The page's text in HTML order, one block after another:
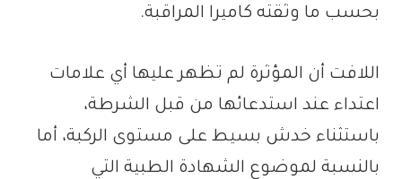
بحسب ما وثقته كاميرا المراقبة.
اللافت أن المؤثرة لم تظهر عليها أي علامات
اعتداء عند استدعائها من قبل الشرطة،
باستثناء خدش بسيط على مستوى الركبة، أما
بالنسبة لموضوع الشهادة الطبية التي